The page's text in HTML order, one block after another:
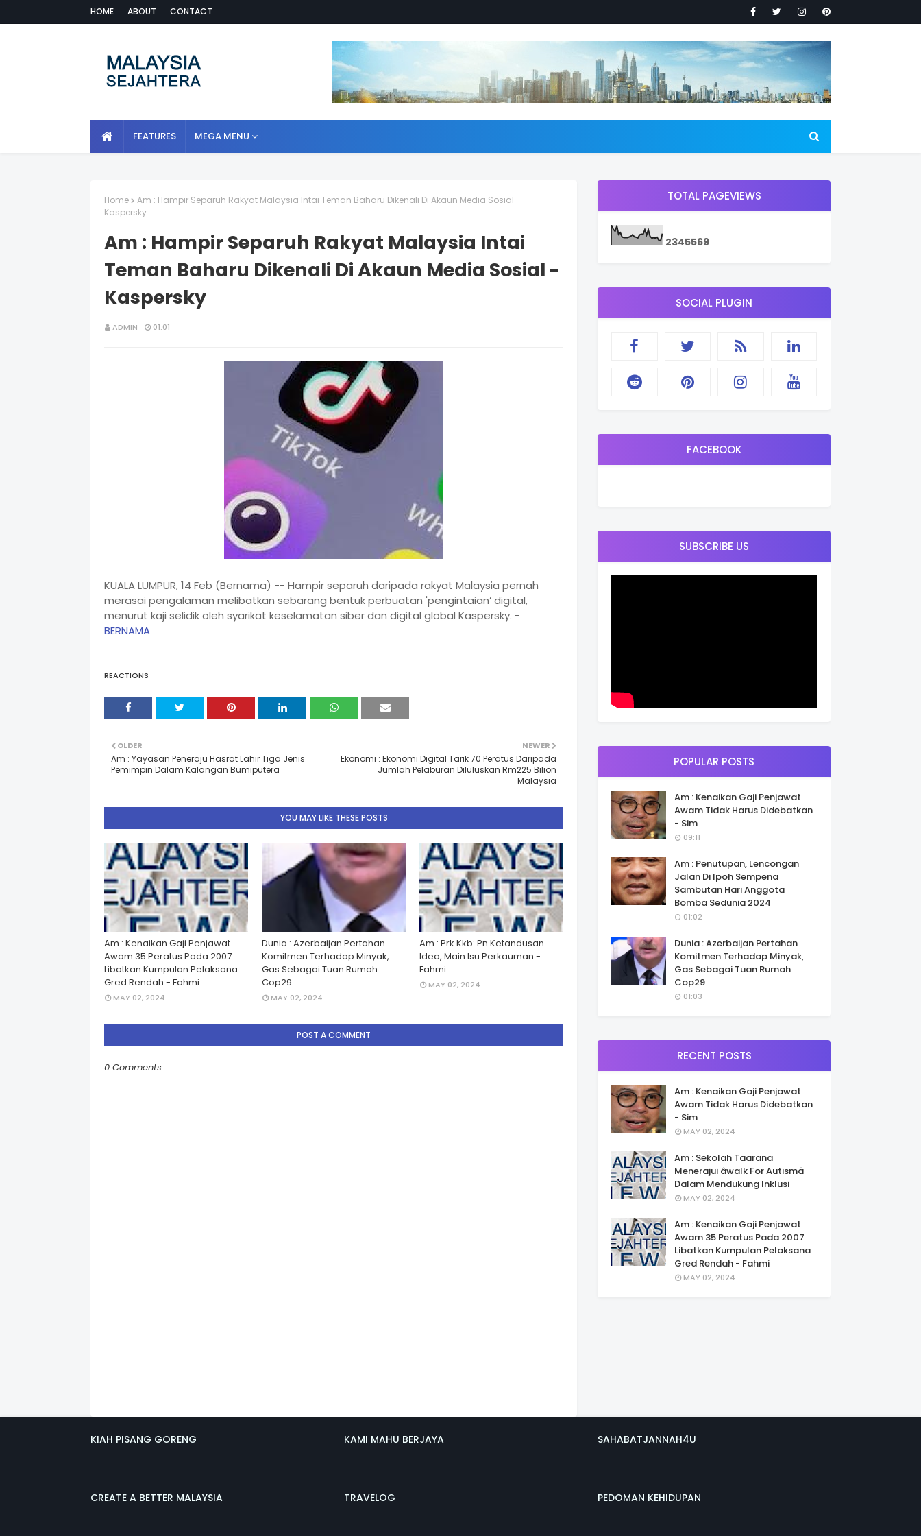
HOME ABOUT CONTACT
FEATURES MEGA MENU
Home
Am : Hampir Separuh Rakyat Malaysia Intai Teman Baharu Dikenali Di Akaun Media Sosial -
Kaspersky
Am : Hampir Separuh Rakyat Malaysia Intai
Teman Baharu Dikenali Di Akaun Media Sosial -
Kaspersky
ADMIN 01:01
KUALA LUMPUR, 14 Feb (Bernama) -- Hampir separuh daripada rakyat Malaysia pernah
merasai pengalaman melibatkan sebarang bentuk perbuatan 'pengintaian’ digital,
menurut kaji selidik oleh syarikat keselamatan siber dan digital global Kaspersky. -
BERNAMA
REACTIONS
NEWER
Ekonomi : Ekonomi Digital Tarik 70 Peratus Daripada
Jumlah Pelaburan Diluluskan Rm225 Bilion
Malaysia
OLDER
Am : Yayasan Peneraju Hasrat Lahir Tiga Jenis
Pemimpin Dalam Kalangan Bumiputera
YOU MAY LIKE THESE POSTS
Am : Kenaikan Gaji Penjawat
Awam 35 Peratus Pada 2007
Libatkan Kumpulan Pelaksana
Gred Rendah - Fahmi
MAY 02, 2024
Dunia : Azerbaijan Pertahan
Komitmen Terhadap Minyak,
Gas Sebagai Tuan Rumah
Cop29
MAY 02, 2024
Am : Prk Kkb: Pn Ketandusan
Idea, Main Isu Perkauman -
Fahmi
MAY 02, 2024
POST A COMMENT
0 Comments
TOTAL PAGEVIEWS
2345569
SOCIAL PLUGIN
FACEBOOK
SUBSCRIBE US
POPULAR POSTS
Am : Kenaikan Gaji Penjawat
Awam Tidak Harus Didebatkan
- Sim
09:11
Am : Penutupan, Lencongan
Jalan Di Ipoh Sempena
Sambutan Hari Anggota
Bomba Sedunia 2024
01:02
Dunia : Azerbaijan Pertahan
Komitmen Terhadap Minyak,
Gas Sebagai Tuan Rumah
Cop29
01:03
RECENT POSTS
Am : Kenaikan Gaji Penjawat
Awam Tidak Harus Didebatkan
- Sim
MAY 02, 2024
Am : Sekolah Taarana
Menerajui âwalk For Autismâ
Dalam Mendukung Inklusi
MAY 02, 2024
Am : Kenaikan Gaji Penjawat
Awam 35 Peratus Pada 2007
Libatkan Kumpulan Pelaksana
Gred Rendah - Fahmi
MAY 02, 2024
KIAH PISANG GORENG
CREATE A BETTER MALAYSIA
KAMI MAHU BERJAYA
TRAVELOG
SAHABATJANNAH4U
PEDOMAN KEHIDUPAN